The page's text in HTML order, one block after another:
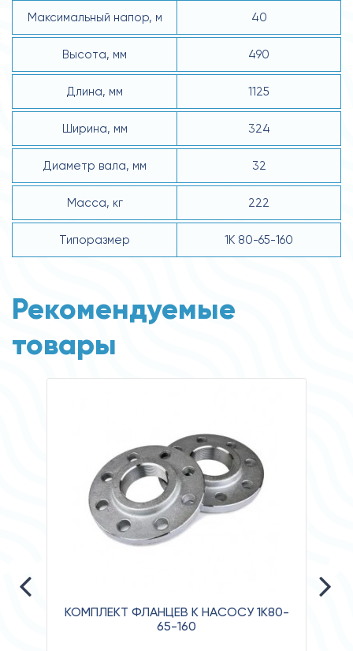
Максимальный напор, м 40
Высота, мм 490
Длина, мм 1125
Ширина, мм 324
Диаметр вала, мм 32
Масса, кг 222
Типоразмер 1К 80-65-160
Рекомендуемые
товары
КОМПЛЕКТ ФЛАНЦЕВ К НАСОСУ 1К80-
65-160